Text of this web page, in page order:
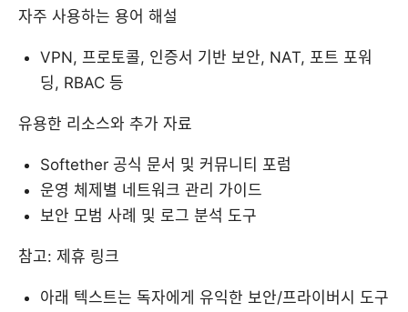
자주 사용하는 용어 해설
VPN, 프로토콜, 인증서 기반 보안, NAT, 포트 포워
딩, RBAC 등
유용한 리소스와 추가 자료
Softether 공식 문서 및 커뮤니티 포럼
운영 체제별 네트워크 관리 가이드
보안 모범 사례 및 로그 분석 도구
참고: 제휴 링크
아래 텍스트는 독자에게 유익한 보안/프라이버시 도구